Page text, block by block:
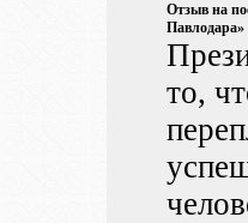
Отзыв на
Павлодара»
то,